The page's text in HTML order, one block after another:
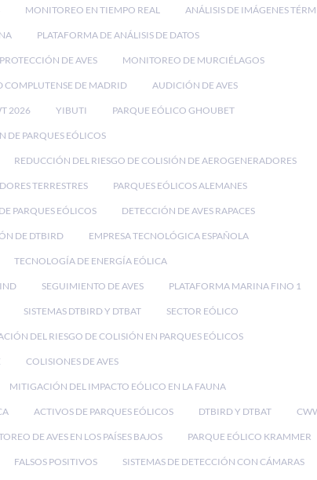
MONITOREO EN TIEMPO REAL ANÁLISIS DE IMÁGENES
PLATAFORMA DE ANÁLISIS DE DATOS
DE AVES MONITOREO DE MURCIÉLAGOS
COMPLUTENSE DE MADRID AUDICIÓN DE AVES
2026 YIBUTI PARQUE EÓLICO GHOUBET
DE PARQUES EÓLICOS
REDUCCIÓN DEL RIESGO DE COLISIÓN DE AEROGENERADORES
TERRESTRES PARQUES EÓLICOS ALEMANES
PARQUES EÓLICOS DETECCIÓN DE AVES RAPACES
DE DTBIRD EMPRESA TECNOLÓGICA ESPAÑOLA
TECNOLOGÍA DE ENERGÍA EÓLICA
SEGUIMIENTO DE AVES PLATAFORMA MARINA FINO 1
SISTEMAS DTBIRD Y DTBAT SECTOR EÓLICO
DEL RIESGO DE COLISIÓN EN PARQUES EÓLICOS
COLISIONES DE AVES
MITIGACIÓN DEL IMPACTO EÓLICO EN LA FAUNA
ACTIVOS DE PARQUES EÓLICOS DTBIRD Y DTBAT
DE AVES EN LOS PAÍSES BAJOS PARQUE EÓLICO KRAMMER
FALSOS POSITIVOS SISTEMAS DE DETECCIÓN CON CÁMARAS